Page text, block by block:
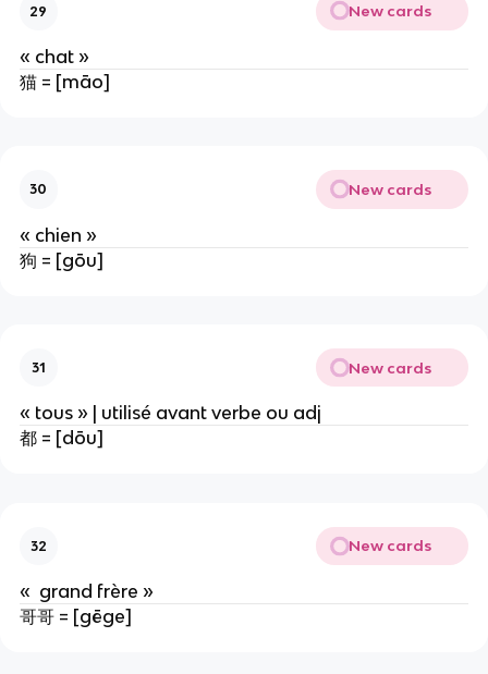
29 New cards
« chat »
猫 = [māo]
30 New cards
« chien »
狗 = [gōu]
31 New cards
« tous » | utilisé avant verbe ou adj
都 = [dōu]
32 New cards
« grand frère »
哥哥 = [gēge]